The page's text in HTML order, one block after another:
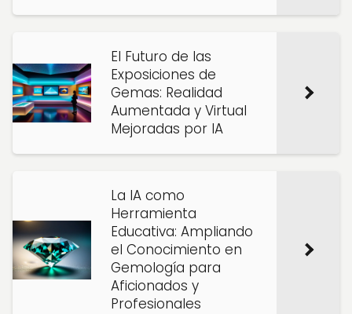
El Futuro de las
Exposiciones de
Gemas: Realidad
Aumentada y Virtual
Mejoradas por IA
La IA como
Herramienta
Educativa: Ampliando
el Conocimiento en
Gemología para
Aficionados y
Profesionales